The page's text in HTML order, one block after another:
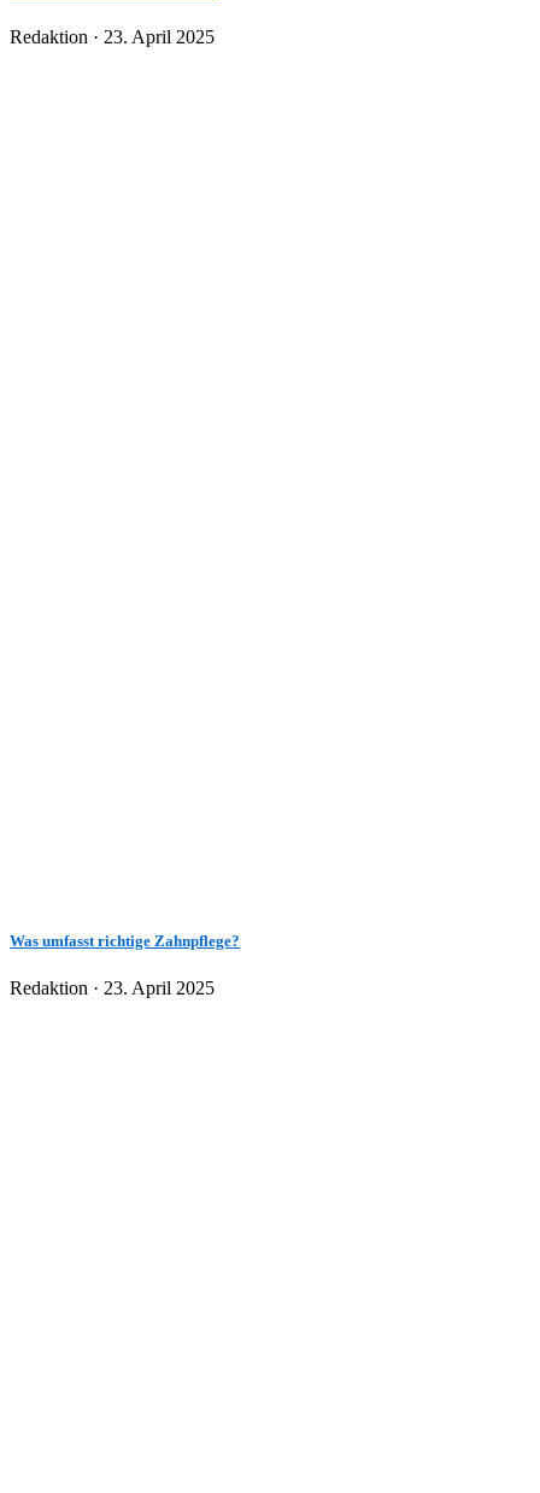
Redaktion · Veröffentlicht
23. April 2025
Was umfasst richtige Zahnpflege?
Redaktion · Veröffentlicht
23. April 2025